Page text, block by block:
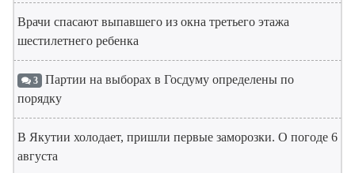
Врачи спасают выпавшего из окна третьего этажа
шестилетнего ребенка
3 Партии на выборах в Госдуму определены по
порядку
В Якутии холодает, пришли первые заморозки. О погоде 6
августа